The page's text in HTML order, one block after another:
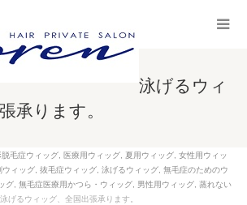
泳げるウィ
承ります。
脱毛症ウィッグ 医療用ウィッグ 夏用ウィッグ 女性用ウィッ
ウィッグ 抜毛症ウィッグ 泳げるウィッグ 無毛症のためのウ
グ 無毛症医療用かつら・ウィッグ 男性用ウィッグ 蒸れない
泳げるウィッグ、全国出張承ります。